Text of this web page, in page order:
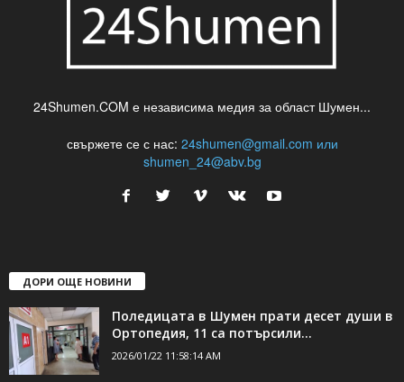
24Shumen.COM е независима медия за област Шумен...
свържете се с нас: 24shumen@gmail.com или
shumen_24@abv.bg
ДОРИ ОЩЕ НОВИНИ
Поледицата в Шумен прати десет души в
Ортопедия, 11 са потърсили...
2026/01/22 11:58:14 AM